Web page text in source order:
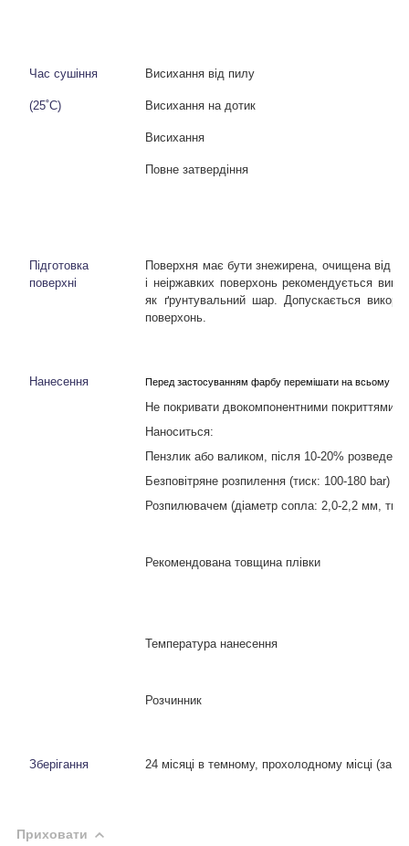
Час сушіння Висихання від пилу
(25˚C) Висихання на дотик
Висихання
Повне затвердіння
Підготовка
поверхні
Поверхня має бути знежирена, очищена від
і неіржавких поверхонь рекомендується
як ґрунтувальний шар. Допускається
поверхонь.
Нанесення Перед застосуваннямфарбу перемішатина всьому
Не покривати двокомпонентними покриттями.
Наноситься:
Пензлик або валиком, після 10-20%
Безповітряне розпилення (тиск: 100-180 bar)
Розпилювачем (діаметр сопла: 2,0-2,2 мм,
Рекомендована товщина плівки
Температура нанесення
Розчинник
Зберігання 24 місяці в темному, прохолодному місці (за
Приховати